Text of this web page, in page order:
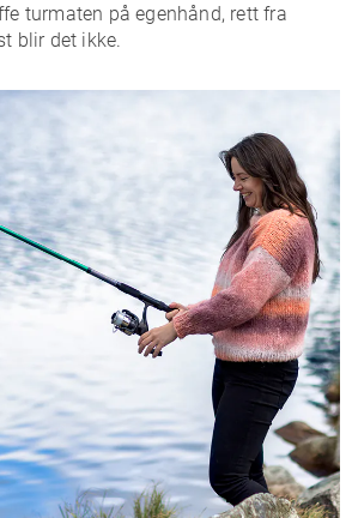
turmaten på egenhånd, rett fra
blir det ikke.